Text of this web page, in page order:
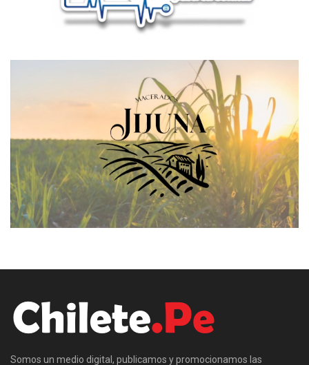
Somos un medio digital, publicamos y promocionamos las